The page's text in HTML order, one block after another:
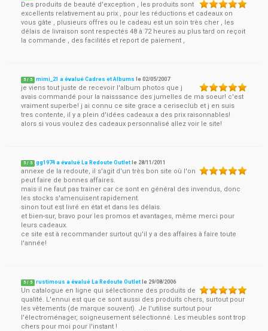
Des produits de beauté d'exception , les produits sont
excellents relativement au prix , pour les réductions et cadeaux on
vous gâte , plusieurs offres ou le cadeau est un soin très cher , les
délais de livraison sont respectés 48 à 72 heures au plus tard on reçoit
la commande , des facilités et report de paiement ,
5 / 5 mimi_21 a évalué Cadres et Albums le02/05/2007
je viens tout juste de recevoir l'album photos que j
avais commandé pour la naisssance des jumelles de ma soeur! c'est
vraiment superbe! j ai connu ce site grace a ceriseclub et j en suis
tres contente, il y a plein d'idées cadeaux a des prix raisonnables!
alors si vous voulez des cadeaux personnalisé allez voir le site!
5 / 5 gg1974 a évalué La Redoute Outlet le 28/11/2011
annexe de la redoute, il s'agit d'un très bon site où l'on
peut faire de bonnes affaires.
mais il ne faut pas trainer car ce sont en général des invendus, donc
les stocks s'amenuisent rapidement.
sinon tout est livré en état et dans les délais.
et bien-sur, bravo pour les promos et avantages, même merci pour
leurs cadeaux.
ce site est à recommander surtout qu'il y a des affaires à faire toute
l'année!
5 / 5 rustimous a évalué La Redoute Outlet le 29/08/2006
Un catalogue en ligne qui sélectionne des produits de
qualité. L'ennui est que ce sont aussi des produits chers, surtout pour
les vêtements (de marque souvent). Je l'utilise surtout pour
l'électroménager, soigneusement sélectionné. Les meubles sont trop
chers pour moi pour l'instant !